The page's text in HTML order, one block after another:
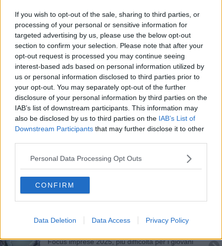
If you wish to opt-out of the sale, sharing to third parties, or
processing of your personal or sensitive information for
targeted advertising by us, please use the below opt-out
section to confirm your selection. Please note that after your
opt-out request is processed you may continue seeing
interest-based ads based on personal information utilized by
us or personal information disclosed to third parties prior to
your opt-out. You may separately opt-out of the further
disclosure of your personal information by third parties on the
IAB’s list of downstream participants. This information may
also be disclosed by us to third parties on the IAB’s List of
Downstream Participants that may further disclose it to other
Personal Data Processing Opt Outs
CONFIRM
Data Deletion Data Access Privacy Policy
Rinnovabili, la Cer Elba sul podio nazionale
​Date loro l’Oscar al posto del Nobel per la Pace
Due bandi per agricoltura e iniziative locali
Turismo sostenibile, l'assessore Marras a Rio
Stacchini va in pensione, il saluto dal Comune
"Troppi negozi chiusi in centro storico"
Confesercenti Elba, Fabiani nuova presidente
Fondi alle imprese, quattro nuovi bandi
Fondi a sostegno delle piccole imprese
Focus imprese 2025, più difficoltà per i giovani